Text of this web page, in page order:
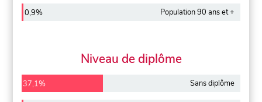
0,9% Population 90 ans et +
Niveau de diplôme
37,1% Sans diplôme